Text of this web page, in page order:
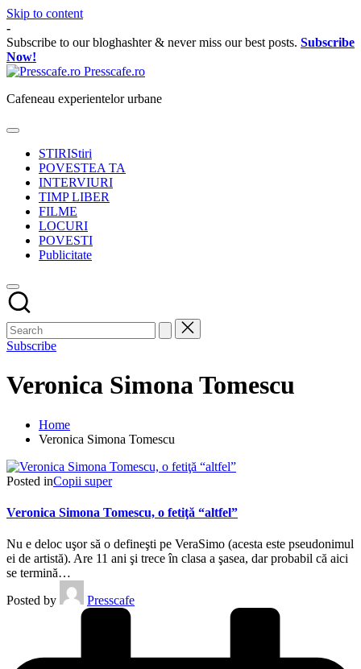
Skip to content
-
Subscribe to our bloghashter & never miss our best posts. Subscribe
Now!
Presscafe.ro
Cafeneau experientelor urbane
STIRIStiri
POVESTEA TA
INTERVIURI
TIMP LIBER
FILME
LOCURI
POVESTI
Publicitate
Subscribe
Veronica Simona Tomescu
Home
Veronica Simona Tomescu
Posted inCopii super
Veronica Simona Tomescu, o fetiţă “altfel”
Nu e deloc uşor să o defineşti pe VeraSimo (acesta este pseudonimul
ei de artistă). Are 11 ani şi trece în clasa a şasea, dar probabil că aici
se termină…
Posted by
Presscafe